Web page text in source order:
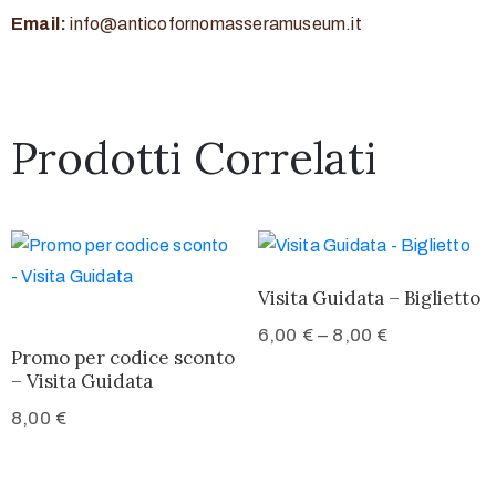
Email:info@anticofornomasseramuseum.it
Prodotti Correlati
Promo per codice sconto
– Visita Guidata
8,00 €
prodotto
ha
Visita Guidata – Biglietto
6,00 €– 8,00 €